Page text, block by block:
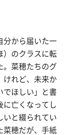
分から届いた一
）のクラスに転
。菜穂たちのグ
けれど、未来か
でほしい」と書
に亡くなってし
いと綴られてい
菜穂だが、手紙